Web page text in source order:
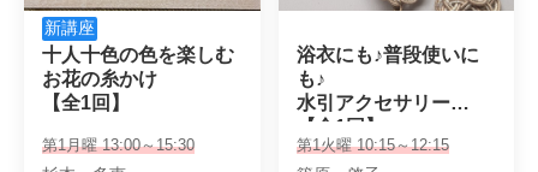
新講座
十人十色の色を楽しむ
お花の糸かけ
【全1回】
第1月曜 13:00～15:30
浴衣にも♪普段使いに
も♪
水引アクセサリー
【全1回】
第1火曜 10:15～12:15